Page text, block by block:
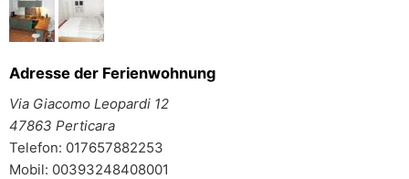
Adresse der Ferienwohnung
Via Giacomo Leopardi 12
47863 Perticara
Telefon: 017657882253
Mobil: 00393248408001